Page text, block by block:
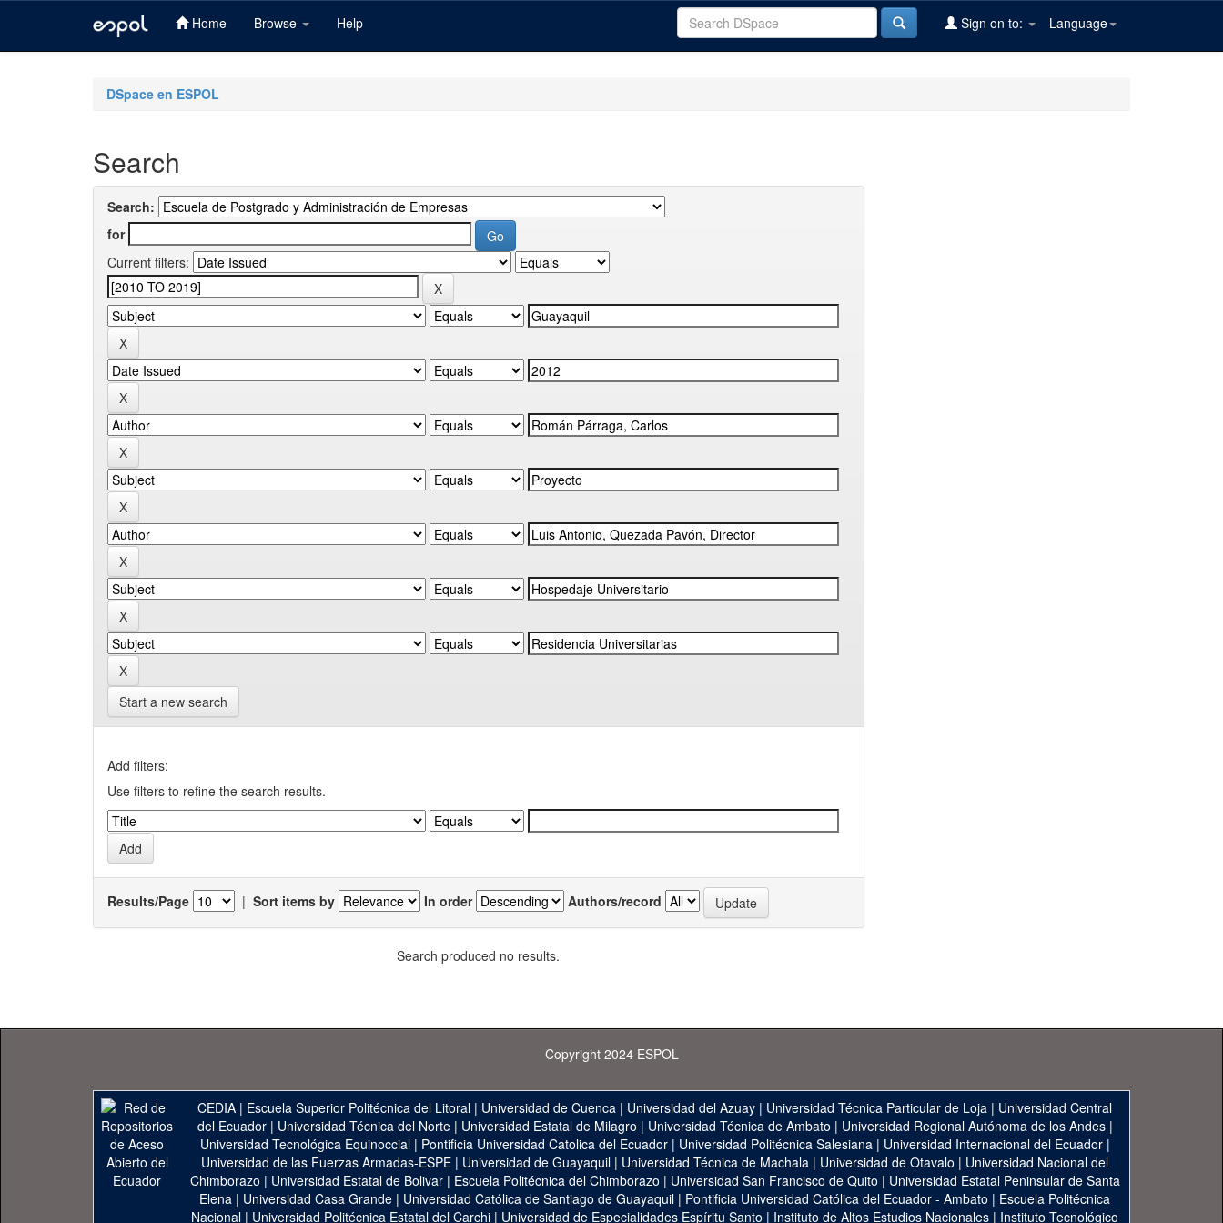
Home Browse Help Language
Sign on to:
DSpace en ESPOL
Search
Search:
for
Current filters:
Start a new search
Add filters:
Use filters to refine the search results.
Results/Page | Sort items by In order Authors/record
Search produced no results.
Copyright 2024 ESPOL
CEDIA | Escuela Superior Politécnica del Litoral | Universidad de Cuenca | Universidad del Azuay | Universidad Técnica Particular de Loja | Universidad Central
del Ecuador| Universidad Técnica del Norte| Universidad Estatal de Milagro | Universidad Técnica de Ambato | Universidad Regional Autónoma de los Andes|
Universidad Tecnológica Equinoccial| Pontificia Universidad Catolica del Ecuador| Universidad Politécnica Salesiana| Universidad Internacional del Ecuador|
Universidad de las Fuerzas Armadas-ESPE | Universidad de Guayaquil | Universidad Técnica de Machala | Universidad de Otavalo | Universidad Nacional del
Chimborazo | Universidad Estatal de Bolivar| Escuela Politécnica del Chimborazo | Universidad San Francisco de Quito | Universidad Estatal Peninsular de Santa
Elena | Universidad Casa Grande | Universidad Católica de Santiago de Guayaquil | Pontificia Universidad Católica del Ecuador - Ambato | Escuela Politécnica
Nacional | Universidad Politécnica Estatal del Carchi | Universidad de Especialidades Espíritu Santo | Instituto de Altos Estudios Nacionales | Instituto Tecnológico